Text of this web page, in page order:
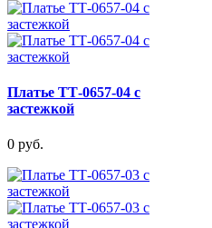
Платье ТТ-0657-04 с
застежкой
0 руб.